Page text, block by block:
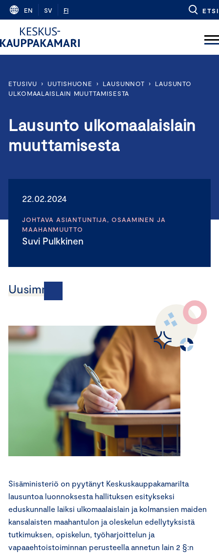
Skip
content
EN SV FI ETSI
ETUSIVU › UUTISHUONE › LAUSUNNOT ›
LAUSUNTO
ULKOMAALAISLAIN MUUTTAMISESTA
Lausunto ulkomaalaislain
muuttamisesta
22.02.2024
JOHTAVA ASIANTUNTIJA, OSAAMINEN JA
MAAHANMUUTTO
Suvi Pulkkinen
Uusimmat
Sisäministeriö on pyytänyt Keskuskauppakamarilta
lausuntoa luonnoksesta hallituksen esitykseksi
eduskunnalle laiksi ulkomaalaislain ja kolmansien maiden
kansalaisten maahantulon ja oleskelun edellytyksistä
tutkimuksen, opiskelun, työharjoittelun ja
vapaaehtoistoiminnan perusteella annetun lain 2 §:n